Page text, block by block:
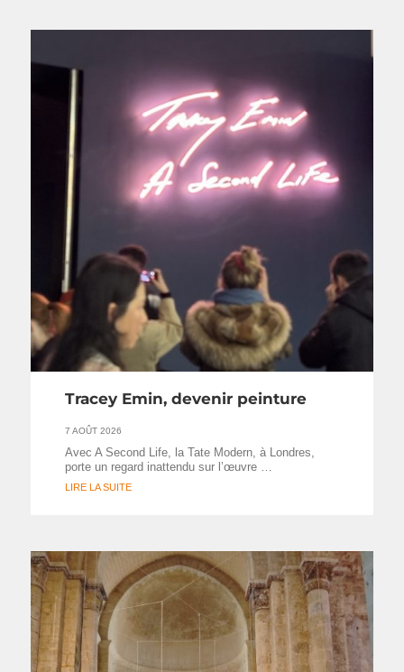
Tracey Emin, devenir peinture
7 AOÛT 2026
Avec A Second Life, la Tate Modern, à Londres,
porte un regard inattendu sur l’œuvre …
LIRE LA SUITE